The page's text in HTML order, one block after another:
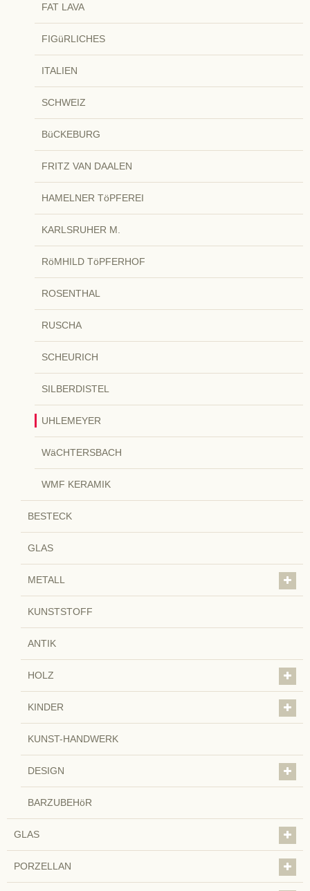
FAT LAVA
FIGüRLICHES
ITALIEN
SCHWEIZ
BüCKEBURG
FRITZ VAN DAALEN
HAMELNER TöPFEREI
KARLSRUHER M.
RöMHILD TöPFERHOF
ROSENTHAL
RUSCHA
SCHEURICH
SILBERDISTEL
UHLEMEYER
WäCHTERSBACH
WMF KERAMIK
BESTECK
GLAS
METALL
KUNSTSTOFF
ANTIK
HOLZ
KINDER
KUNST-HANDWERK
DESIGN
BARZUBEHöR
GLAS
PORZELLAN